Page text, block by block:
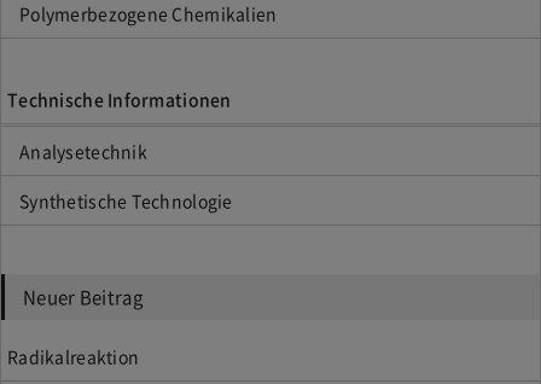
Polymerbezogene Chemikalien
Technische Informationen
Analysetechnik
Synthetische Technologie
Neuer Beitrag
Radikalreaktion